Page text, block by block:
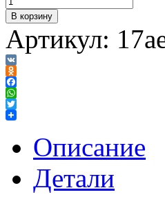
В корзину
Артикул:
VK
Odnoklassniki
Facebook
WhatsApp
Twitter
Описание
Детали